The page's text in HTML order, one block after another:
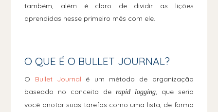
também, além é claro de dividir as lições
aprendidas nesse primeiro mês com ele.
O QUE É O BULLET JOURNAL?
O Bullet Journal é um método de organização
baseado no conceito de rapid logging, que seria
você anotar suas tarefas como uma lista, de forma